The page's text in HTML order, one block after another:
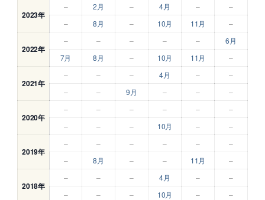
2023年
– 2月 – 4月 –
–
–
8月 – 10月 11月 –
2022年
– – – – –
6月
7月
8月 – 10月 11月 –
2021年
– – – 4月 –
–
–
– 9月 – – –
2020年
– – – – –
–
–
– – 10月 – –
2019年
– – – – –
–
–
8月 – – 11月 –
2018年
– – – 4月 –
–
–
– – 10月 – –